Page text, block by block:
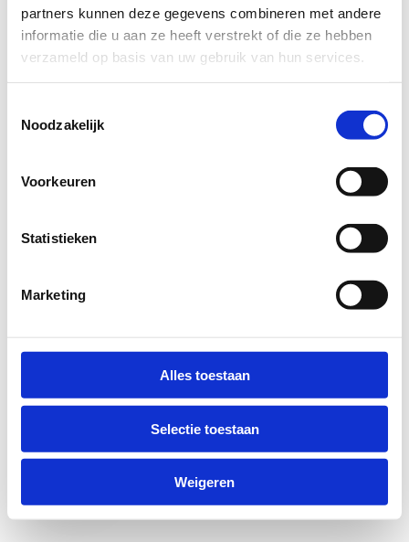
partners kunnen deze gegevens combineren met andere
informatie die u aan ze heeft verstrekt of die ze hebben
verzameld op basis van uw gebruik van hun services.
Noodzakelijk
Voorkeuren
Statistieken
Marketing
Alles toestaan
Selectie toestaan
Weigeren
KIES EEN DOMEIN
Jouw vraag
Anti-Robot Verification
Click to start verification
Verzend